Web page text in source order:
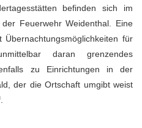
befinden sich im
Feuerwehr Weidenthal. Eine
für
daran grenzendes
zu Einrichtungen in der
der die Ortschaft umgibt weist